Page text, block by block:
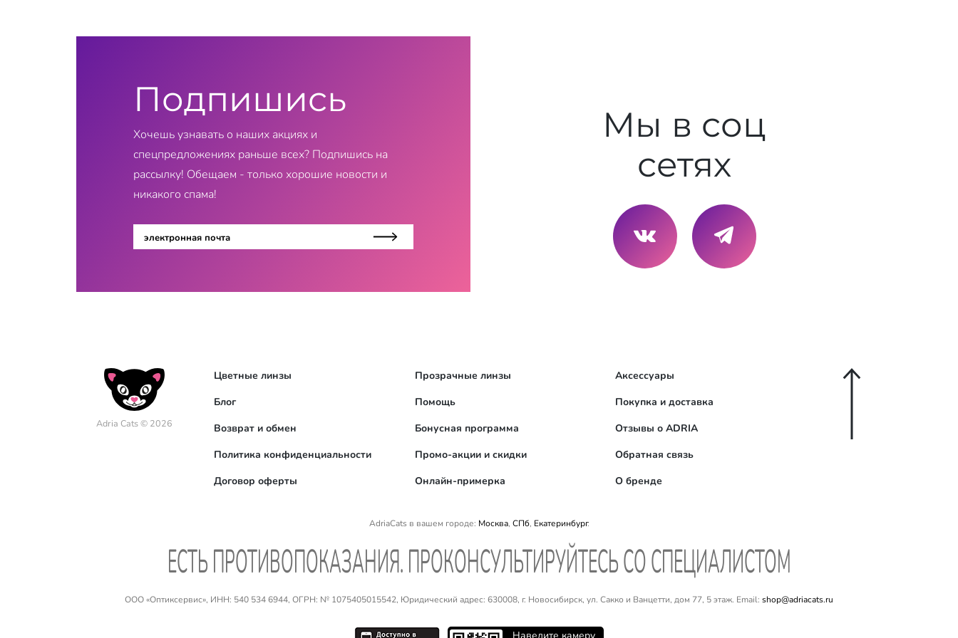
Подпишись
Хочешь узнавать о наших акциях и
спецпредложениях раньше всех? Подпишись на
рассылку! Обещаем - только хорошие новости и
никакого спама!
Мы в соц
сетях
Adria Cats © 2026
Цветные линзы Прозрачные линзы
Аксессуары
Блог
Помощь
Покупка и доставка
Возврат и обмен
Бонусная программа
Отзывы о ADRIA
Политика конфиденциальности
Промо-акции и скидки
Обратная связь
Договор оферты
Онлайн-примерка О бренде
AdriaCats в вашем городе: Москва, СПб, Екатеринбург.
EСТЬ ПРОТИВОПОКАЗАНИЯ. ПРОКОНСУЛЬТИРУЙТЕСЬ СО СПЕЦИАЛИСТОМ
ООО «Оптиксервис», ИНН: 540 534 6944, ОГРН: № 1075405015542, Юридический адрес: 630008, г. Новосибирск, ул. Сакко и Ванцетти, дом 77, 5 этаж. Email: shop@adriacats.ru